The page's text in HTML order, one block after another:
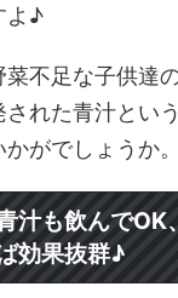
よ♪
不足な子供達
された青汁とい
がでしょうか。
汁も飲んでOK
効果抜群♪